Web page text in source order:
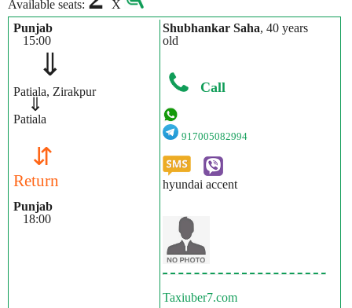
Available seats:
X
Punjab
15:00
⇓
Patiala, Zirakpur
⇓
Patiala
⇵
Return
Punjab
18:00
Shubhankar Saha, 40 years
old
Call
917005082994
hyundai accent
Taxiuber7.com